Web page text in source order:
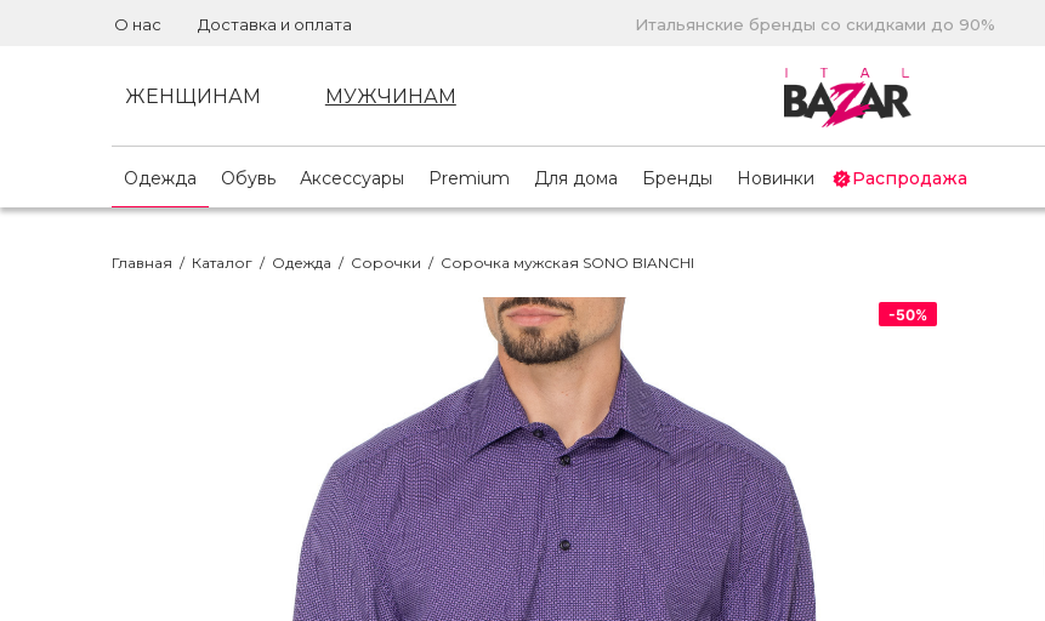
О нас Доставка и оплата Итальянские бренды со скидками до 90%
ЖЕНЩИНАМ МУЖЧИНАМ
Одежда Обувь Аксессуары Premium Для дома Бренды Новинки Распродажа
Главная / Каталог / Одежда / Сорочки / Сорочка мужская SONO BIANCHI
-50%